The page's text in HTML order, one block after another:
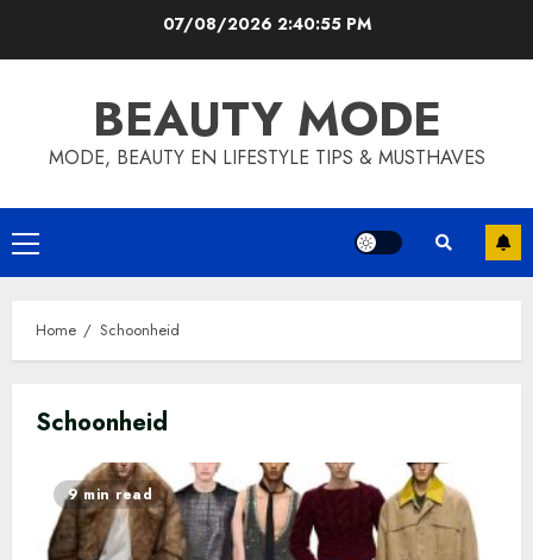
07/08/2026 2:40:55 PM
BEAUTY MODE
MODE, BEAUTY EN LIFESTYLE TIPS & MUSTHAVES
Primary
Menu
Home Schoonheid
Schoonheid
9 min read